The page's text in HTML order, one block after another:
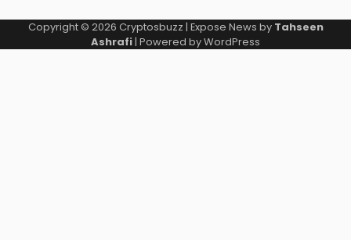
Copyright © 2026 Cryptosbuzz | Expose News by Tahseen
Ashrafi | Powered byWordPress